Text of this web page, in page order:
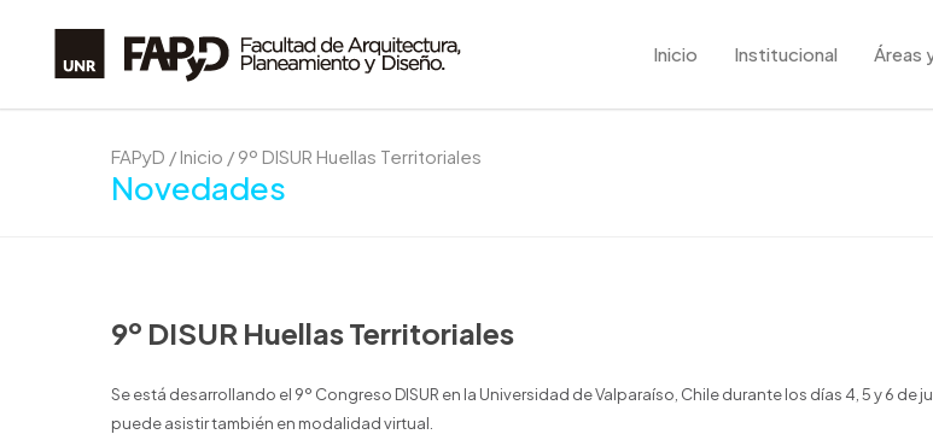
Inicio Institucional Áreas
FAPyD / Inicio / 9º DISUR Huellas Territoriales
Novedades
9º DISUR Huellas Territoriales
Se está desarrollando el 9º Congreso DISUR en la Universidad de Valparaíso, Chile durante los días 4, 5 y 6 de
puede asistir también en modalidad virtual.